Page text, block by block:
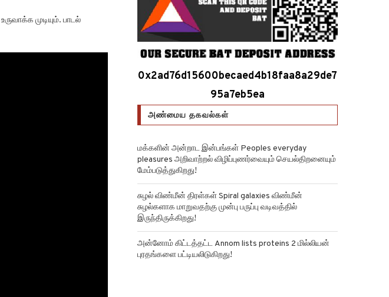
உருவாக்க முடியும். பாடல்
0x2ad76d15600becaed4b18faa8a29de7
95a7eb5ea
அண்மைய தகவல்கள்
மக்களின் அன்றாட இன்பங்கள் Peoples everyday
pleasures அறிவாற்றல் விழிப்புணர்வையும் செயல்திறனையும்
மேம்படுத்துகிறது!
சுழல் விண்மீன் திரள்கள் Spiral galaxies விண்மீன்
சுழல்களாக மாறுவதற்கு முன்பு பருப்பு வடிவத்தில்
இருந்திருக்கிறது!
அன்னோம் கிட்டத்தட்ட Annom lists proteins 2 மில்லியன்
புரதங்களை பட்டியலிடுகிறது!